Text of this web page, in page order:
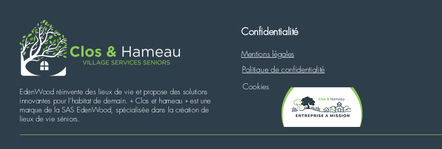
EdenWood réinvente des lieux de vie et propose des solutions
innovantes pour l’habitat de demain. « Clos et hameau » est une
marque de la SAS EdenWood, spécialisée dans la création de
lieux de vie séniors.
Confidentialité
Mentions légales
Politique de confidentialité
Cookies